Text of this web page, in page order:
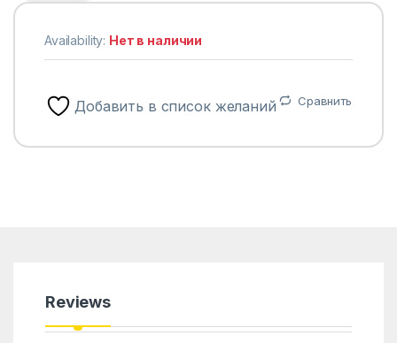
Availability: Нет в наличии
Добавить в список желаний Сравнить
Reviews